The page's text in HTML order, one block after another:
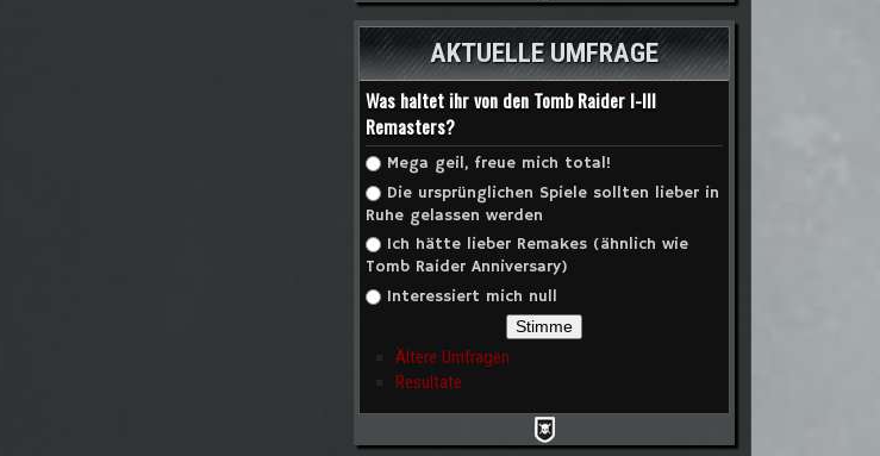
AKTUELLE UMFRAGE
Was haltet ihr von den Tomb Raider I-III
Remasters?
Auswahlmöglichkeiten
Mega geil, freue mich total!
Die ursprünglichen Spiele sollten lieber in
Ruhe gelassen werden
Ich hätte lieber Remakes (ähnlich wie
Tomb Raider Anniversary)
Interessiert mich null
Ältere Umfragen
Resultate